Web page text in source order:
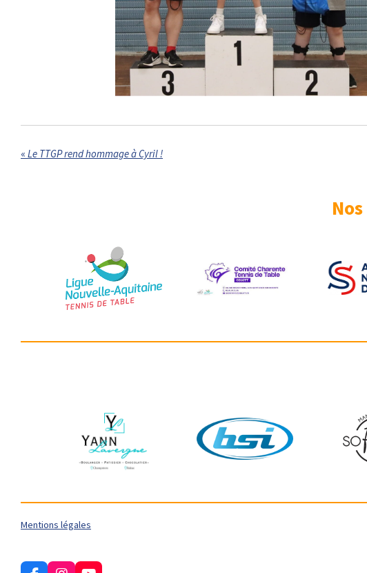
« Le TTGP rend hommage à Cyril !
Mentions légales